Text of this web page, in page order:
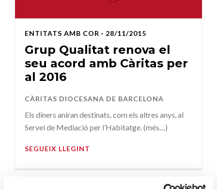
ENTITATS AMB COR · 28/11/2015
Grup Qualitat renova el
seu acord amb Càritas per
al 2016
CÀRITAS DIOCESANA DE BARCELONA
Els diners aniran destinats, com els altres anys, al
Servei de Mediació per l’Habitatge. (més…)
SEGUEIX LLEGINT